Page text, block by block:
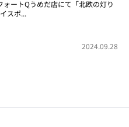
ートQうめだ店にて「北欧の灯り
スポ...
2024.09.28